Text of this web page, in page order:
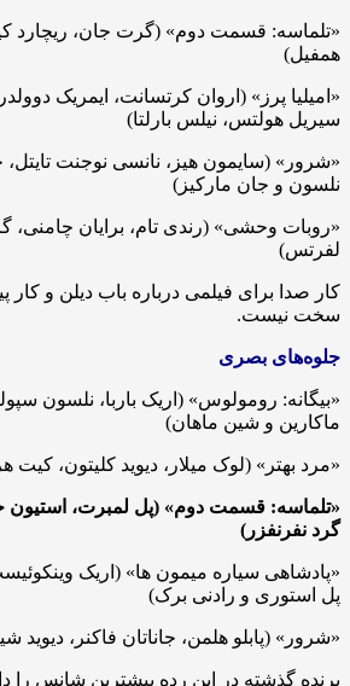
«تلماسه: قسمت دوم» (گرت جان، ریچارد
همفیل)
«امیلیا پرز» (اروان کرتسانت، ایمریک
سیریل هولتس، نیلس بارلتا)
«شرور» (سایمون هیز، نانسی نوجنت
نلسون و جان مارکیز)
«روبات وحشی» (رندی تام، برایان چامنی،
لفرتس)
کار صدا برای فیلمی درباره باب دیلن و کار
سخت نیست.
جلوه‌های بصری
«بیگانه: رومولوس» (اریک باربا، نلسون
ماکارین و شین ماهان)
«مرد بهتر» (لوک میلار، دیوید کلیتون، کیت
«تلماسه: قسمت دوم» (پل لمبرت،
گرد نفرنفزر)
«پادشاهی سیاره میمون ها» (اریک
پل استوری و رادنی برک)
«شرور» (پابلو هلمن، جاناتان فاکنر، دیوید
برنده گذشته در این رده بیشترین شانس را